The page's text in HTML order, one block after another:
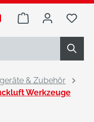
Warenkorb Du
& Zubehör
Werkzeuge